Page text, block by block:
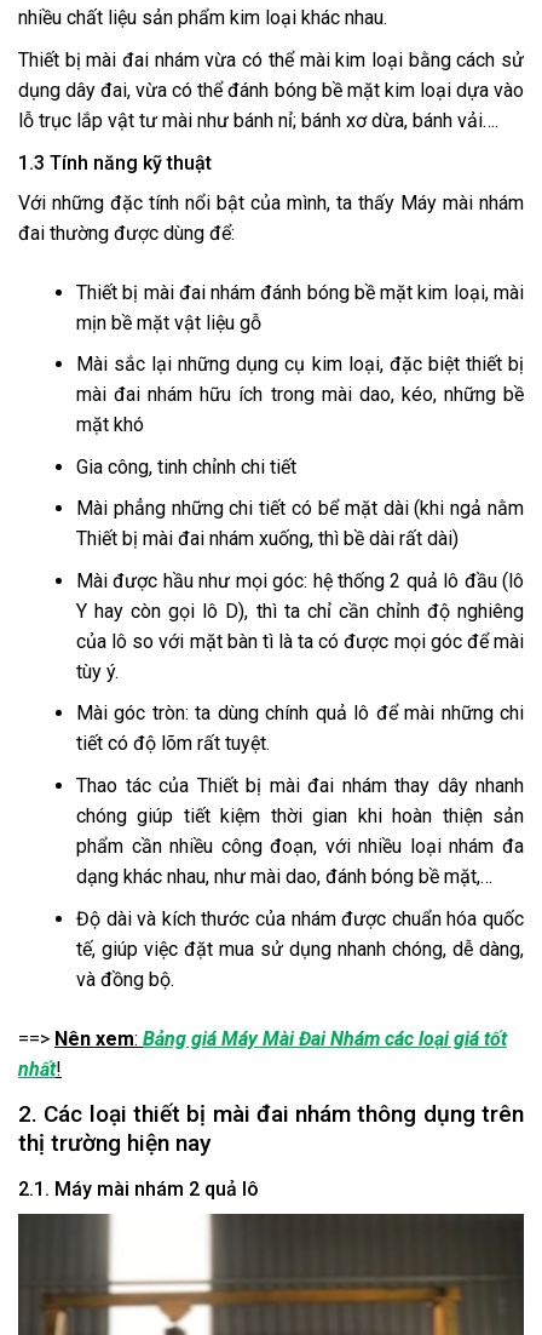
nhiều chất liệu sản phẩm kim loại khác nhau.
Thiết bị mài đai nhám vừa có thể mài kim loại bằng cách sử
dụng dây đai, vừa có thể đánh bóng bề mặt kim loại dựa vào
lỗ trục lắp vật tư mài như bánh nỉ; bánh xơ dừa, bánh vải….
1.3 Tính năng kỹ thuật
Với những đặc tính nổi bật của mình, ta thấy Máy mài nhám
đai thường được dùng để:
Thiết bị mài đai nhám đánh bóng bề mặt kim loại, mài
mịn bề mặt vật liệu gỗ
Mài sắc lại những dụng cụ kim loại, đặc biệt thiết bị
mài đai nhám hữu ích trong mài dao, kéo, những bề
mặt khó
Gia công, tinh chỉnh chi tiết
Mài phẳng những chi tiết có bể mặt dài (khi ngả nằm
Thiết bị mài đai nhám xuống, thì bề dài rất dài)
Mài được hầu như mọi góc: hệ thống 2 quả lô đầu (lô
Y hay còn gọi lô D), thì ta chỉ cần chỉnh độ nghiêng
của lô so với mặt bàn tì là ta có được mọi góc để mài
tùy ý.
Mài góc tròn: ta dùng chính quả lô để mài những chi
tiết có độ lõm rất tuyệt.
Thao tác của Thiết bị mài đai nhám thay dây nhanh
chóng giúp tiết kiệm thời gian khi hoàn thiện sản
phẩm cần nhiều công đoạn, với nhiều loại nhám đa
dạng khác nhau, như mài dao, đánh bóng bề mặt,…
Độ dài và kích thước của nhám được chuẩn hóa quốc
tế, giúp việc đặt mua sử dụng nhanh chóng, dễ dàng,
và đồng bộ.
==> Nên xem: Bảng giá Máy Mài Đai Nhám các loại giá tốt
nhất!
2. Các loại thiết bị mài đai nhám thông dụng trên
thị trường hiện nay
2.1. Máy mài nhám 2 quả lô